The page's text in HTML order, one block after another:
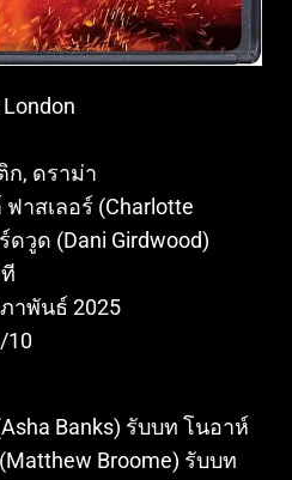
, ดราม่า
าสเลอร์ (Charlotte
ดวูด (Dani Girdwood)
าพันธ์ 2025
10
Banks) รับบท โนอาห์
Broome) รับบท